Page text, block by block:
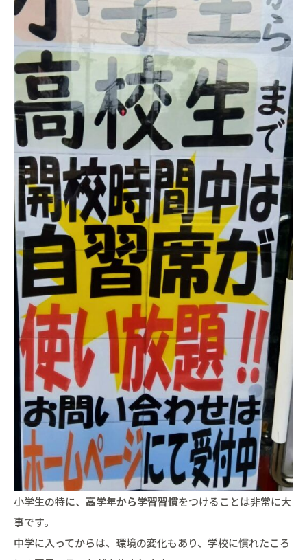
小学生の特に、 高学年から学習習慣をつけることは非常に大
事です。
中学に入ってからは、環境の変化もあり、学校に慣れたころ